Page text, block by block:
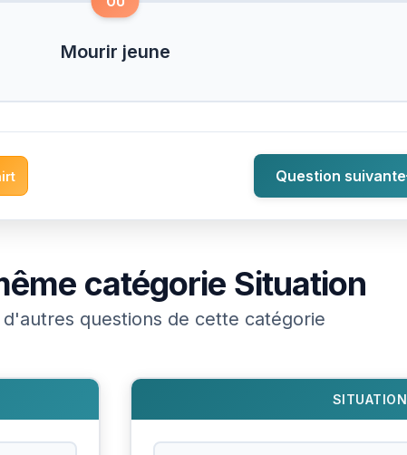
Mourir jeune
Question suivante
catégorie Situation
questions de cette catégorie
SITUATION